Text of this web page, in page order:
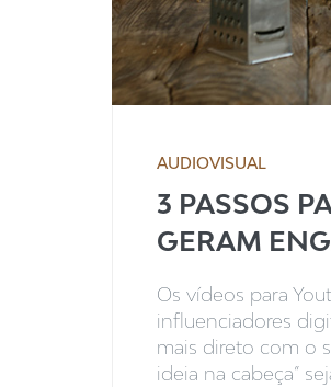
AUDIOVISUAL
3 PASSOS
GERAM
Os vídeos para
influenciadores
mais direto com o
ideia na cabeça”